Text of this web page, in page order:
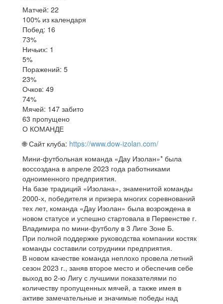
Матчей: 22
100% из календаря
Побед: 16
73%
Ничьих: 1
5%
Поражений: 5
23%
Очков: 49
74%
Мячей: 147 забито
63 пропущено
О КОМАНДЕ
🌐 Сайт клуба: https://www.dow-izolan.com/
Мини-футбольная команда «Дау Изолан»* была
воссоздана в апреле 2023 года работниками
одноименного предприятия.
На базе традиций «Изолана», знаменитой команды
2000-х, победителя и призера многих соревнований
тех лет, команда «Дау Изолан» была возрождена в
новом статусе и успешно стартовала в Первенстве г.
Владимира по мини-футболу в 3 Лиге Зоне Б.
При полной поддержке руководства компании костяк
команды составили сотрудники предприятия.
В новом качестве команда неплохо провела летний
сезон 2023 г., заняв второе место и обеспечив себе
выход во 2-ю Лигу с лучшими показателями по
количеству пропущенных мячей, а также имея в
активе замечательные и значимые победы над